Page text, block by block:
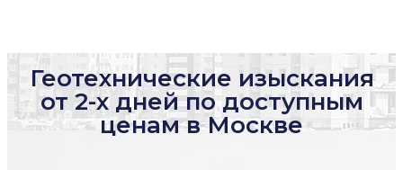
Геотехнические изыскания
от 2-х дней по доступным
ценам в Москве